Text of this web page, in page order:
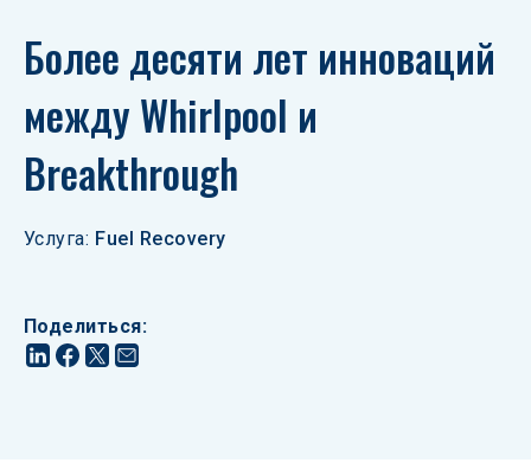
Более десяти лет инноваций
между Whirlpool и
Breakthrough
Услуга: Fuel Recovery
Поделиться: